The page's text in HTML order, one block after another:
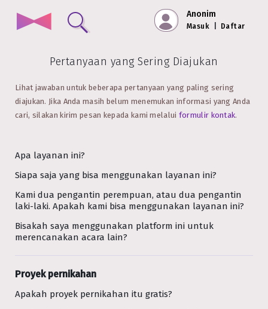
Anonim
Masuk Daftar
Pertanyaan yang Sering Diajukan
Lihat jawaban untuk beberapa pertanyaan yang paling sering
diajukan. Jika Anda masih belum menemukan informasi yang Anda
cari, silakan kirim pesan kepada kami melalui formulir kontak.
Apa layanan ini?
Siapa saja yang bisa menggunakan layanan ini?
Kami dua pengantin perempuan, atau dua pengantin
laki-laki. Apakah kami bisa menggunakan layanan ini?
Bisakah saya menggunakan platform ini untuk
merencanakan acara lain?
Proyek pernikahan
Apakah proyek pernikahan itu gratis?